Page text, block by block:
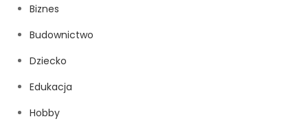
Biznes
Budownictwo
Dziecko
Edukacja
Hobby